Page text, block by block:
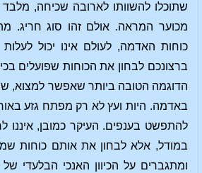
שתוכלו להשוותו לארובה שכיחה,
מכוער המראה. אולם זהו סוג חריג.
כוחות האדמה, לעולם אינו יכול
ברצונכם לבחון את הכוחות שפועלים
הדוגמה הטובה ביותר שאפשר למצוא,
באדמה. היות ועץ לא רק מפתח גזע
להתפשט בענפים. העיקר כמובן, איננו
במודל, אלא לבחון את אותם כוחות
ומתגברים על הכיוון האנכי הבלעדי